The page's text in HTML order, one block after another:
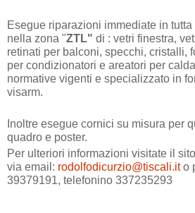
Esegue riparazioni immediate in
nella zona "ZTL" di : vetri finestra,
retinati per balconi, specchi, cristalli,
per condizionatori e areatori per
normative vigenti e specializzato in
visarm.
Inoltre esegue cornici su misura per
quadro e poster.
Per ulteriori informazioni visitate il
via email: rodolfodicurzio@tiscali.ito
39379191, telefonino 337235293